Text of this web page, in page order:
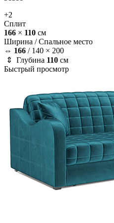
+2
Сплит
166 × 110 см
Ширина /Спальное место
⇔ 166 / 140 × 200
⇕ Глубина 110 см
Быстрый просмотр